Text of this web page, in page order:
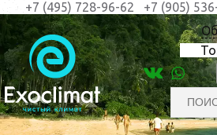
+7 (495) 728-96-62 +7 (905)